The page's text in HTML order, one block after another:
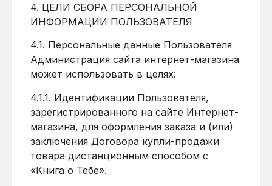
4. ЦЕЛИ СБОРА ПЕРСОНАЛЬНОЙ
ИНФОРМАЦИИ ПОЛЬЗОВАТЕЛЯ
4.1. Персональные данные Пользователя
Администрация сайта интернет-магазина
может использовать в целях:
4.1.1. Идентификации Пользователя,
зарегистрированного на сайте Интернет-
магазина, для оформления заказа и (или)
заключения Договора купли-продажи
товара дистанционным способом с
«Книга о Тебе».